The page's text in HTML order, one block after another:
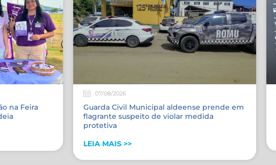
na Feira
07/08/2026
Guarda Civil Municipal aldeense prende em
flagrante suspeito de violar medida
protetiva
LEIA MAIS >>